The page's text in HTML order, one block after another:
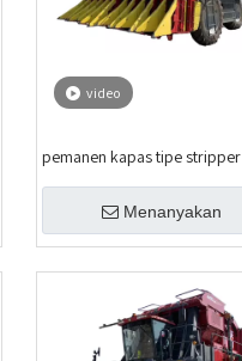
video
pemanen kapas tipe stripper
Menanyakan